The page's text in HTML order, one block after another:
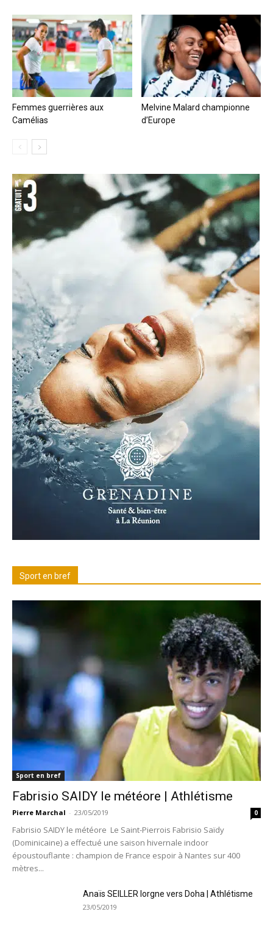
Femmes guerrières aux
Camélias
Melvine Malard championne
d’Europe
Sport en bref
Sport en bref
Fabrisio SAIDY le météore | Athlétisme
Pierre Marchal - 23/05/2019 0
Fabrisio SAIDY le météore Le Saint-Pierrois Fabrisio Saïdy
(Dominicaine) a effectué une saison hivernale indoor
époustouflante : champion de France espoir à Nantes sur 400
mètres...
Anaïs SEILLER lorgne vers Doha | Athlétisme
23/05/2019